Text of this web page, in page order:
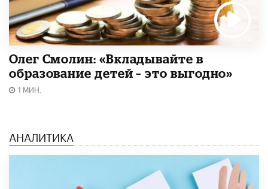
Олег Смолин: «Вкладывайте в
образование детей – это выгодно»
1 МИН.
АНАЛИТИКА